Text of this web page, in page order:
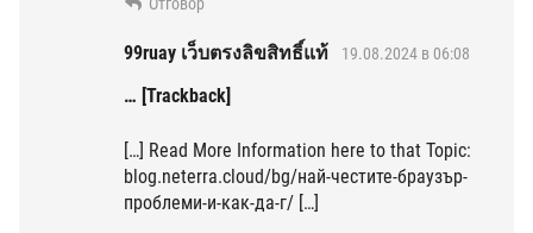
99ruay เว็บตรงลิขสิทธิ์แท้ 19.08.2024 в 06:08
… [Trackback]
[…] Read More Information here to that Topic:
blog.neterra.cloud/bg/най-честите-браузър-
проблеми-и-как-да-г/ […]